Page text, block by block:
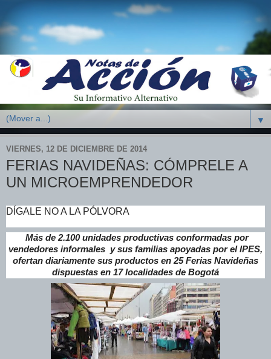
▼
VIERNES, 12 DE DICIEMBRE DE 2014
FERIAS NAVIDEÑAS: CÓMPRELE A
UN MICROEMPRENDEDOR
DÍGALE NO A LA PÓLVORA
Más de 2.100 unidades productivas conformadas por
vendedores informales y sus familias apoyadas por el IPES,
ofertan diariamente sus productos en 25 Ferias Navideñas
dispuestas en 17 localidades de Bogotá